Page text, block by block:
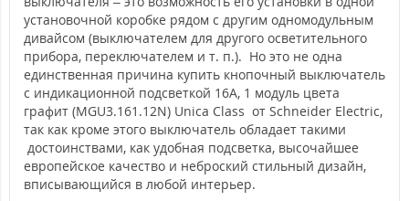
установочной коробке рядом с другим одномодульным
дивайсом (выключателем для другого осветительного
прибора, переключателем и т. п.). Но это не одна
единственная причина купить кнопочный выключатель
с индикационной подсветкой 16А, 1 модуль цвета
графит (MGU3.161.12N) Unica Class от Schneider Electric,
так как кроме этого выключатель обладает такими
достоинствами, как удобная подсветка, высочайшее
европейское качество и неброский стильный дизайн,
вписывающийся в любой интерьер.